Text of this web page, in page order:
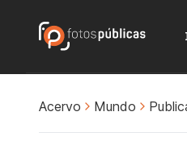
Acervo Mundo